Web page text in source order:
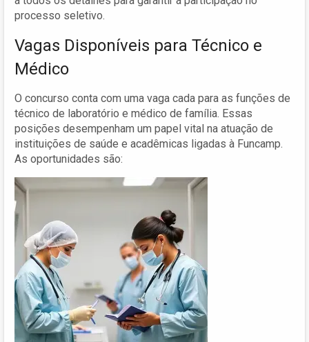
processo seletivo.
Vagas Disponíveis para Técnico e
Médico
O concurso conta com uma vaga cada para as funções de
técnico de laboratório e médico de família. Essas
posições desempenham um papel vital na atuação de
instituições de saúde e acadêmicas ligadas à Funcamp.
As oportunidades são: